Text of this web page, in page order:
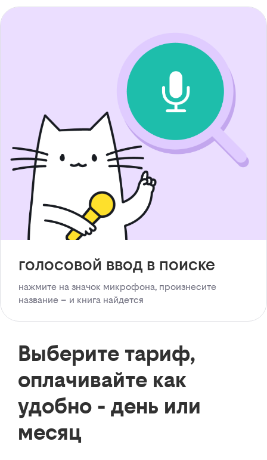
голосовой ввод в поиске
нажмите на значок микрофона, произнесите
название – и книга найдется
Выберите тариф,
оплачивайте как
удобно - день или
месяц